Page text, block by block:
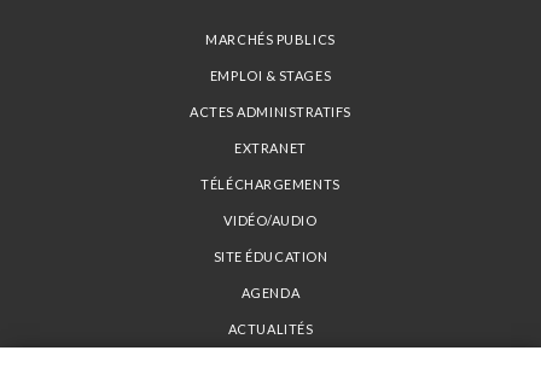
MARCHÉS PUBLICS
EMPLOI & STAGES
ACTES ADMINISTRATIFS
EXTRANET
TÉLÉCHARGEMENTS
VIDÉO/AUDIO
SITE ÉDUCATION
AGENDA
ACTUALITÉS